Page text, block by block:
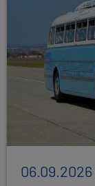
06.09.2026